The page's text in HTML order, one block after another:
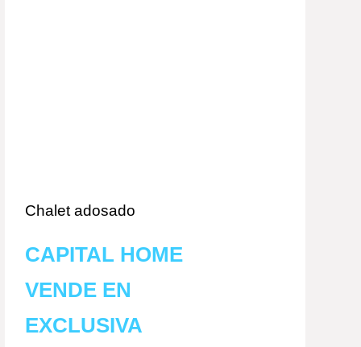
Chalet adosado
CAPITAL HOME
VENDE EN
EXCLUSIVA